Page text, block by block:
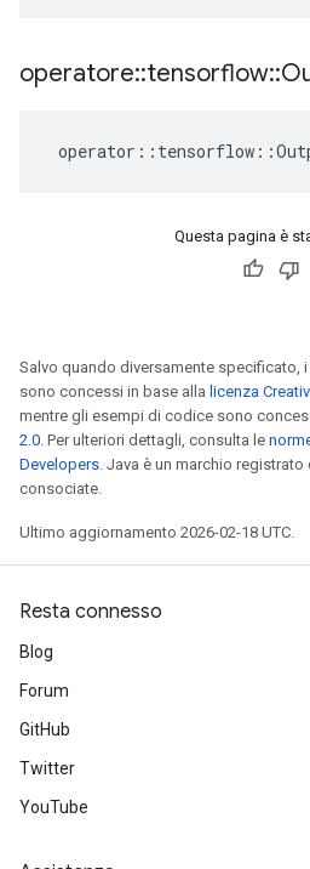
operatore::tensorflow::
operator :: tensorflow ::
Questa pagina è
Salvo quando diversamente specificato,
sono concessi in base alla licenza
mentre gli esempi di codice sono
2.0. Per ulteriori dettagli, consulta le
Developers. Java è un marchio
consociate.
Ultimo aggiornamento 2026-02-18 UTC.
Resta connesso
Blog
Forum
GitHub
Twitter
YouTube